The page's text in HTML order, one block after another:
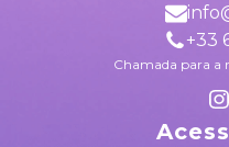
+33
Chamada para a